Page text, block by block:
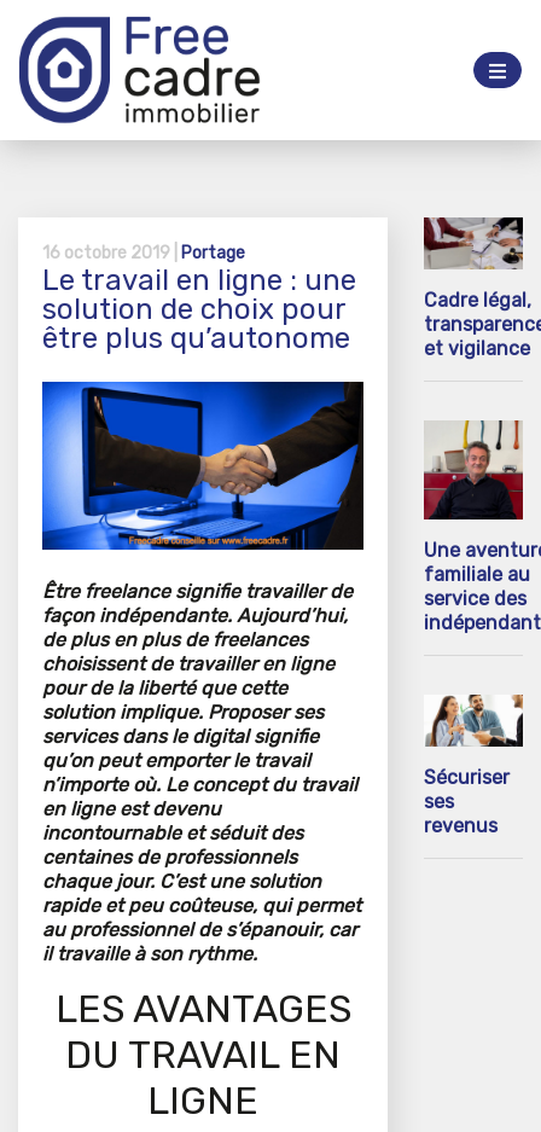
16 octobre 2019 | Portage
Le travail en ligne : une
solution de choix pour
être plus qu’autonome
Être freelance signifie travailler de
façon indépendante. Aujourd’hui,
de plus en plus de freelances
choisissent de travailler en ligne
pour de la liberté que cette
solution implique. Proposer ses
services dans le digital signifie
qu’on peut emporter le travail
n’importe où. Le concept du travail
en ligne est devenu
incontournable et séduit des
centaines de professionnels
chaque jour. C’est une solution
rapide et peu coûteuse, qui permet
au professionnel de s’épanouir, car
il travaille à son rythme.
LES AVANTAGES
DU TRAVAIL EN
LIGNE
Cadre légal,
et vigilance
Une
familiale au
service des
Sécuriser
ses
revenus